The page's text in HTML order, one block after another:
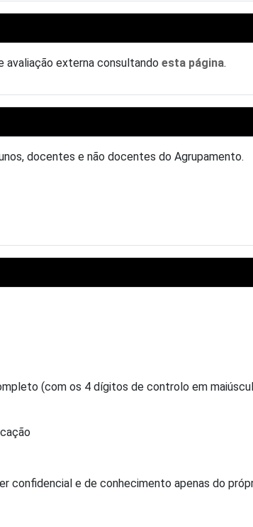
avaliação externa consultando esta página.
docentes e não docentes do Agrupamento.
(com os 4 dígitos de controlo em
confidencial e de conhecimento apenas do